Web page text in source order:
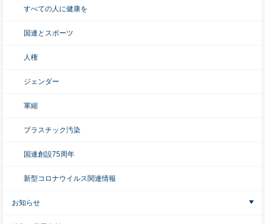
すべての人に健康を
国連とスポーツ
人権
ジェンダー
軍縮
プラスチック汚染
国連創設75周年
新型コロナウイルス関連情報
お知らせ